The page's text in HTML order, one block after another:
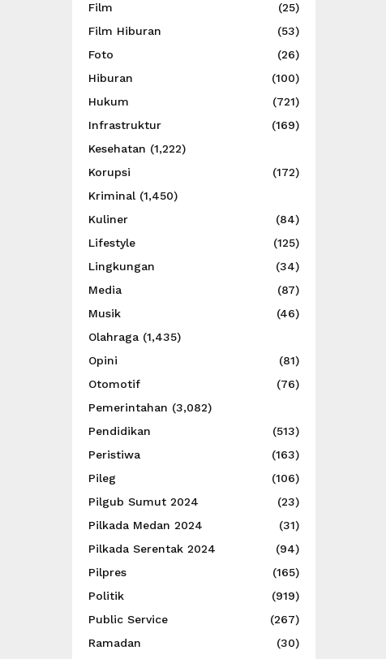
Film
(25)
Film Hiburan
(53)
Foto
(26)
Hiburan
(100)
Hukum
(721)
Infrastruktur
(169)
Kesehatan (1,222)
Korupsi
(172)
Kriminal (1,450)
Kuliner
(84)
Lifestyle
(125)
Lingkungan
(34)
Media
(87)
Musik
(46)
Olahraga (1,435)
Opini
(81)
Otomotif
(76)
Pemerintahan (3,082)
Pendidikan
(513)
Peristiwa
(163)
Pileg
(106)
Pilgub Sumut 2024
(23)
Pilkada Medan 2024
(31)
Pilkada Serentak 2024
(94)
Pilpres
(165)
Politik
(919)
Public Service
(267)
Ramadan
(30)